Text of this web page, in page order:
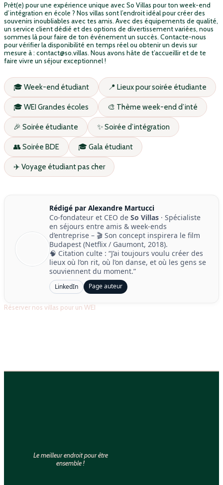
Prêt(e) pour une expérience unique avec So Villas pour ton week-end
d’intégration en école ? Nos villas sont l’endroit idéal pour créer des
souvenirs inoubliables avec tes amis. Avec des équipements de qualité,
un service client dédié et des options de divertissement variées, nous
sommes là pour faire de ton événement un succès. Contacte-nous
pour vérifier la disponibilité en temps réel ou obtenir un devis sur
mesure à : contact@so.villas. Nous avons hâte de t’accueillir et de te
faire vivre un séjour exceptionnel !
🎓 Week-end étudiant 📍 Lieux pour soirée étudiante
🎓 WEI Grandes écoles 🎨 Thème week-end d’inté
🎉 Soirée étudiante ✨ Soirée d’intégration
👥 Soirée BDE 🎓 Gala étudiant
✈️ Voyage étudiant pas cher
Rédigé par Alexandre Martucci
Co-fondateur et CEO de So Villas · Spécialiste
en séjours entre amis & week-ends
d’entreprise – 🎬 Son concept inspirera le film
Budapest (Netflix / Gaumont, 2018).
🧠 Citation culte : “J’ai toujours voulu créer des
lieux où l’on rit, où l’on danse, et où les gens se
souviennent du moment.”
LinkedIn Page auteur
Réserver nos villas pour un WEI
Le meilleur endroit pour être
ensemble !